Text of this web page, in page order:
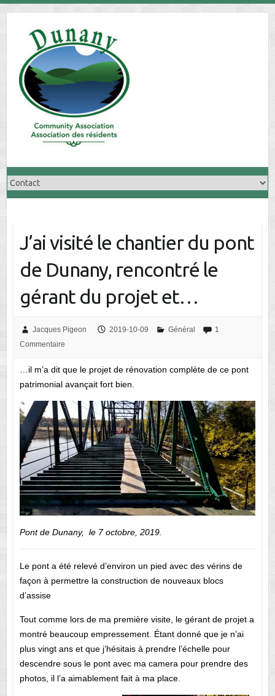
J’ai visité le chantier du pont
de Dunany, rencontré le
gérant du projet et…
Jacques Pigeon 2019-10-09 Général
1
Commentaire
…il m’a dit que le projet de rénovation complète de ce pont
patrimonial avançait fort bien.
Pont de Dunany, le 7 octobre, 2019.
Le pont a été relevé d’environ un pied avec des vérins de
façon à permettre la construction de nouveaux blocs
d’assise
Tout comme lors de ma première visite, le gérant de projet a
montré beaucoup empressement. Étant donné que je n’ai
plus vingt ans et que j’hésitais à prendre l’échelle pour
descendre sous le pont avec ma camera pour prendre des
photos, il l’a aimablement fait à ma place.